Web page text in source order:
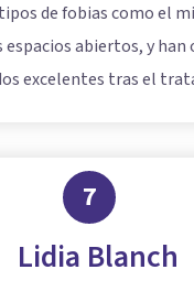
de fobias como el
espacios abiertos, y
excelentes tras el
7
Lidia Blanch